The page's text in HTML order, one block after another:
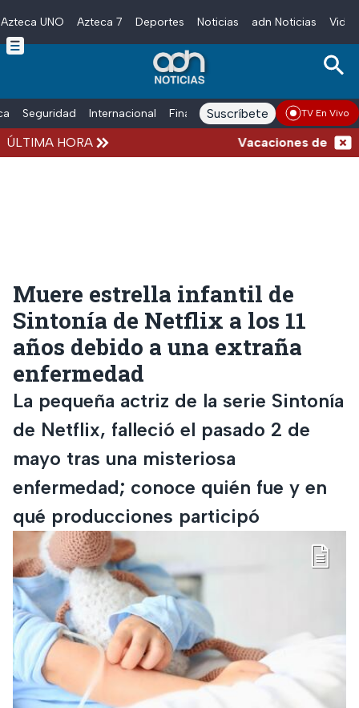
Skip to main content
Azteca UNO Azteca 7 Deportes Noticias adn Noticias
Seguridad Internacional Finanzas adn Noticias Radio
Suscríbete TV En Vivo
ÚLTIMA HORA Vacaciones de
Muere estrella infantil de
Sintonía de Netflix a los 11
años debido a una extraña
enfermedad
La pequeña actriz de la serie Sintonía
de Netflix, falleció el pasado 2 de
mayo tras una misteriosa
enfermedad; conoce quién fue y en
qué producciones participó